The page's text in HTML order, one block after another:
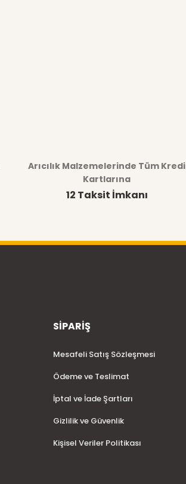
Arıcılık Malzemelerinde Tüm Kredi
Kartlarına
12 Taksit İmkanı
SİPARİŞ
Mesafeli Satış Sözleşmesi
Ödeme ve Teslimat
İptal ve İade Şartları
Gizlilik ve Güvenlik
Kişisel Veriler Politikası